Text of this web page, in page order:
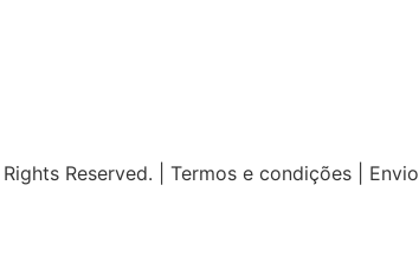
Reserved. | Termos e condições | Envio